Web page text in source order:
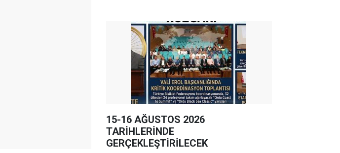
15-16 AĞUSTOS 2026
TARİHLERİNDE
GERÇEKLEŞTİRİLECEK